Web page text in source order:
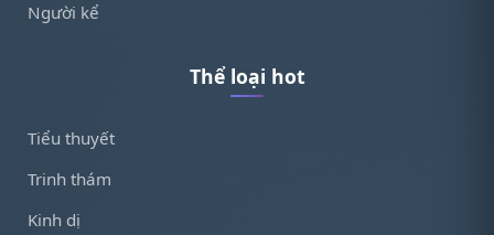
Người kể
Thể loại hot
Tiểu thuyết
Trinh thám
Kinh dị